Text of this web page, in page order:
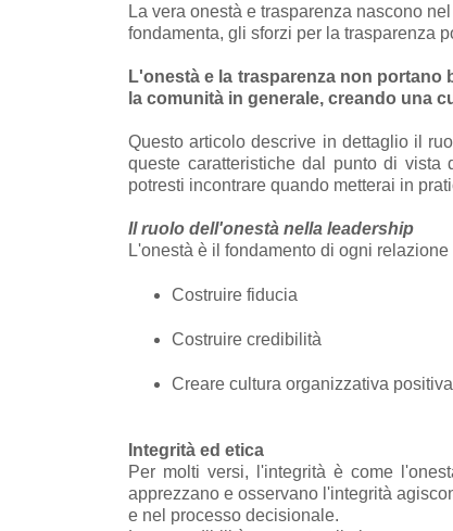
La vera onestà e trasparenza nascono
fondamenta, gli sforzi per la trasparenza
L'onestà e la trasparenza non
la comunità in generale, creando una
Questo articolo descrive in dettaglio il
queste caratteristiche dal punto di
potresti incontrare quando metterai in
Il ruolo dell'onestà nella leadership
L'onestà è il fondamento di ogni
Costruire fiducia
Costruire credibilità
Creare cultura organizzativa positiva
Integrità ed etica
Per molti versi, l'integrità è come
apprezzano e osservano l'integrità
e nel processo decisionale.